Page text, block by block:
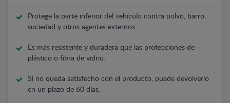
Protege la parte inferior del vehículo contra polvo, barro,
suciedad y otros agentes externos.
Es más resistente y duradera que las protecciones de
plástico o fibra de vidrio.
Si no queda satisfecho con el producto, puede devolverlo
en un plazo de 60 días.